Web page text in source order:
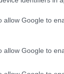
allow Google to
allow Google to